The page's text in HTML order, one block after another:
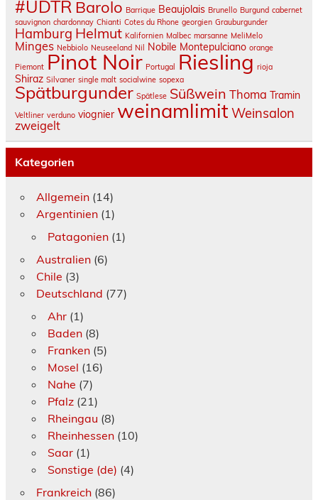
#ÜDTR Barolo Barrique Beaujolais Brunello Burgund cabernet
sauvignon chardonnay Chianti Cotes du Rhone georgien Grauburgunder
Hamburg Helmut Kalifornien Malbec marsanne MeliMelo
Minges Nebbiolo Neuseeland Nil Nobile Montepulciano orange
Piemont Pinot Noir Portugal Riesling rioja
Shiraz Silvaner single malt socialwine sopexa
Spätburgunder Spätlese Süßwein Thoma Tramin
Veltliner verduno viognier weinamlimit Weinsalon
zweigelt
Kategorien
Allgemein(14)
Argentinien(1)
Patagonien(1)
Australien(6)
Chile (3)
Deutschland (77)
Ahr(1)
Baden(8)
Franken(5)
Mosel (16)
Nahe (7)
Pfalz(21)
Rheingau (8)
Rheinhessen(10)
Saar(1)
Sonstige (de) (4)
Frankreich(86)